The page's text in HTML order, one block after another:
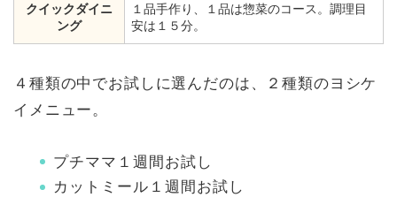
クイックダイニ
ング
１品手作り、１品は惣菜のコース。調理目
安は１５分。
４種類の中でお試しに選んだのは、２種類のヨシケ
イメニュー。
プチママ１週間お試し
カットミール１週間お試し